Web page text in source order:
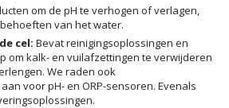
om de pH te verhogen of verlagen,
van het water.
cel: Bevat reinigingsoplossingen en
om kalk- en vuilafzettingen te verwijderen
We raden ook
voor pH- en ORP-sensoren. Evenals